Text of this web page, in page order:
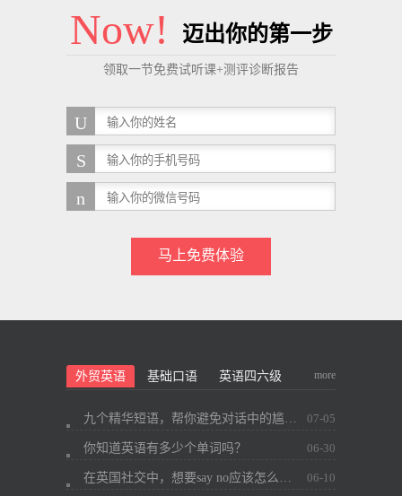
Now! 迈出你的第一步
领取一节免费试听课+测评诊断报告
马上免费体验
外贸英语 基础口语 英语四六级 more
07-05
你知道英语有多少个单词吗？ 06-30
06-10